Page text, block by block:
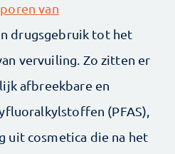
van
drugsgebruik tot het
vervuiling. Zo zitten er
afbreekbare en
(PFAS),
uit cosmetica die na het